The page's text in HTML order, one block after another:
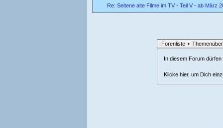
Re: Seltene alte Filme im TV - Teil V - ab März
Forenliste •
In diesem Forum
Klicke hier, um Dich